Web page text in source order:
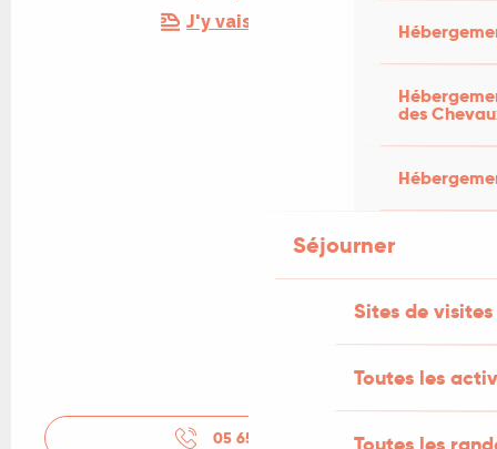
des
Séjourner
Sites de visites
Toutes les
J'y vais en train !
05 65 21 18